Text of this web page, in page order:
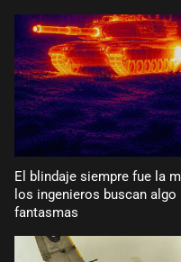
El blindaje siempre fue la
los ingenieros buscan
fantasmas